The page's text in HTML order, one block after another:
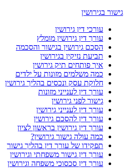
גישור בגירושין
עורכי דין גירושין
עורך דין גירושין מומלץ
הסכם גירושין בגישור והסכמה
תביעת נזיקין בגירושין
איך פותחים תיק גירושין
כמה משלמים מזונות על ילדים
חלוקת עסק ונכסים בהליך גירושין
עורך דין לענייני מזונות
גישור לפני גירושין
עורך דין לענייני גירושין
עורך דין להסכם גירושין
עורך דין גירושין בראשון לציון
כמה עולה גישור גירושין?
תפקידו של עורך דין בהליך גישור
עורך דין גישור משפחתי וגירושין
עורך דין סכסוכי משפחה וגירושין